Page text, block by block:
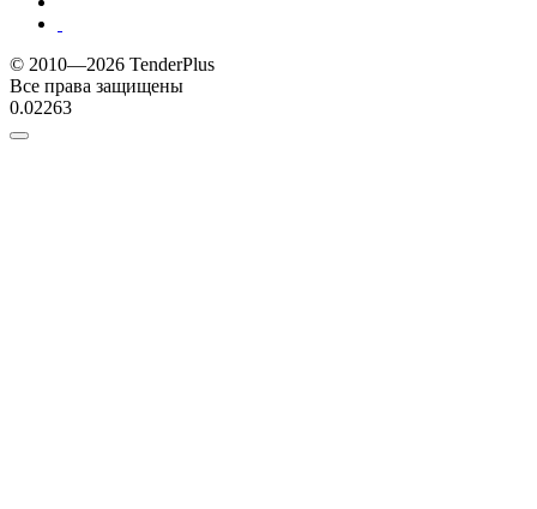
© 2010—2026 TenderPlus
Все права защищены
0.02263